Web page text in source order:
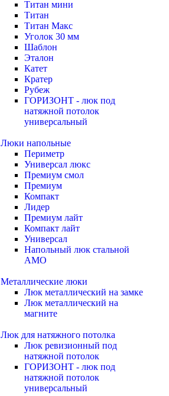
Титан мини
Титан
Титан Макс
Уголок 30 мм
Шаблон
Эталон
Катет
Кратер
Рубеж
ГОРИЗОНТ - люк под
натяжной потолок
универсальный
Люки напольные
Периметр
Универсал люкс
Премиум смол
Премиум
Компакт
Лидер
Премиум лайт
Компакт лайт
Универсал
Напольный люк стальной
АМО
Металлические люки
Люк металлический на замке
Люк металлический на
магните
Люк для натяжного потолка
Люк ревизионный под
натяжной потолок
ГОРИЗОНТ - люк под
натяжной потолок
универсальный